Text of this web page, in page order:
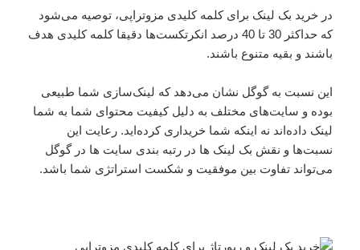
در خرید بک لینک برای کلمه کلیدی مزوتراپی، توصیه می‌شود
که حداکثر 30 تا 40 درصد انکرتکست‌ها دقیقا کلمه کلیدی هدف
باشند و بقیه متنوع باشند.
این نسبت به گوگل نشان می‌دهد که لینک‌سازی شما طبیعی
بوده و سایت‌های مختلف به دلیل کیفیت محتوای شما به شما
لینک داده‌اند نه اینکه شما خریداری کرده‌اید. رعایت این
نسبت‌ها و نقش بک لینک ها در رتبه بندی سایت ها در گوگل
می‌تواند تفاوت بین موفقیت و شکست استراتژی شما باشد.